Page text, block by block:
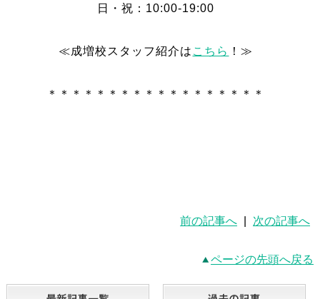
日・祝：10:00-19:00
≪成増校スタッフ紹介は こちら ！≫
＊＊＊＊＊＊＊＊＊＊＊＊＊＊＊＊＊＊
前の記事へ 次の記事へ
ページの先頭へ戻る
最新記事一覧